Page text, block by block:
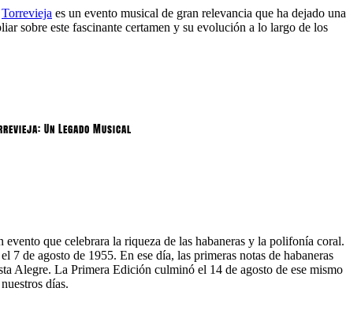
Torrevieja es un evento musical de gran relevancia que ha dejado una
sobre este fascinante certamen y su evolución a lo largo de los
Un Legado Musical
que celebrara la riqueza de las habaneras y la polifonía coral.
7 de agosto de 1955. En ese día, las primeras notas de habaneras
Alegre. La Primera Edición culminó el 14 de agosto de ese mismo
días.